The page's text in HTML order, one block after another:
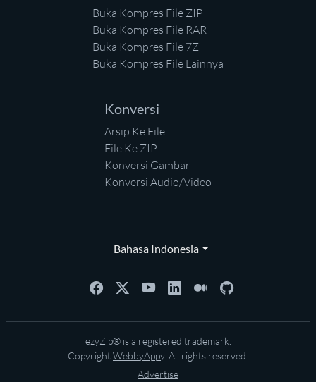
Buka Kompres File ZIP
Buka Kompres File RAR
Buka Kompres File 7Z
Buka Kompres File Lainnya
Konversi
Arsip Ke File
File Ke ZIP
Konversi Gambar
Konversi Audio/Video
Bahasa Indonesia
ezyZip® is a registered trademark.
CopyrightWebbyAppy. All rights reserved.
Advertise